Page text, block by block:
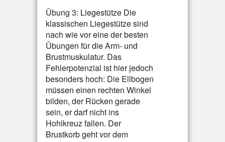
Übung 3: Liegestütze Die
klassischen Liegestütze sind
nach wie vor eine der besten
Übungen für die Arm- und
Brustmuskulatur. Das
Fehlerpotenzial ist hier jedoch
besonders hoch: Die Ellbogen
müssen einen rechten Winkel
bilden, der Rücken gerade
sein, er darf nicht ins
Hohlkreuz fallen. Der
Brustkorb geht vor dem